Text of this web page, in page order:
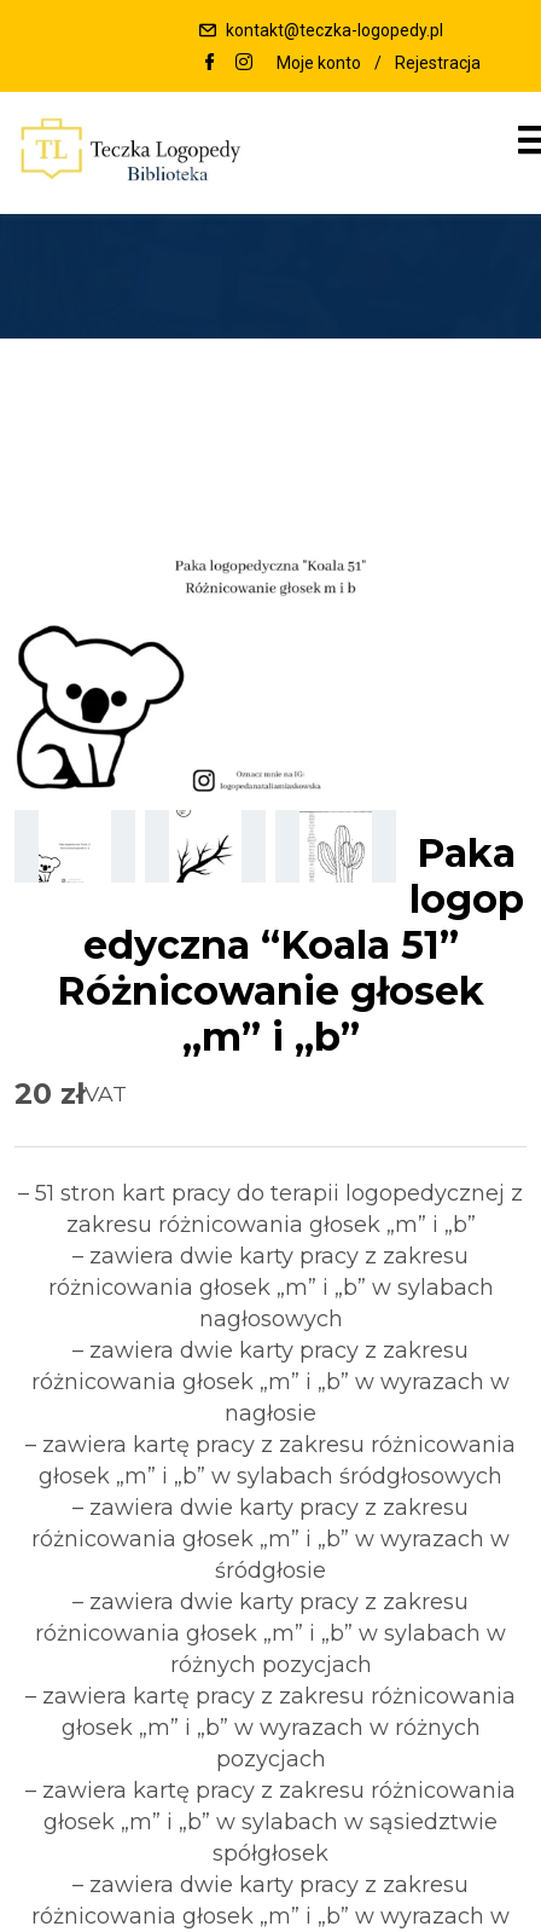
kontakt@teczka-logopedy.pl
Moje konto
/ Rejestracja
Paka
logop
edyczna “Koala 51”
Różnicowanie głosek
„m” i „b”
20 złVAT
– 51 stron kart pracy do terapii logopedycznej z
zakresu różnicowania głosek „m” i „b”
– zawiera dwie karty pracy z zakresu
różnicowania głosek „m” i „b” w sylabach
nagłosowych
– zawiera dwie karty pracy z zakresu
różnicowania głosek „m” i „b” w wyrazach w
nagłosie
– zawiera kartę pracy z zakresu różnicowania
głosek „m” i „b” w sylabach śródgłosowych
– zawiera dwie karty pracy z zakresu
różnicowania głosek „m” i „b” w wyrazach w
śródgłosie
– zawiera dwie karty pracy z zakresu
różnicowania głosek „m” i „b” w sylabach w
różnych pozycjach
– zawiera kartę pracy z zakresu różnicowania
głosek „m” i „b” w wyrazach w różnych
pozycjach
– zawiera kartę pracy z zakresu różnicowania
głosek „m” i „b” w sylabach w sąsiedztwie
spółgłosek
– zawiera dwie karty pracy z zakresu
różnicowania głosek „m” i „b” w wyrazach w